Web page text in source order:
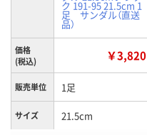
ク 191-95 21.5cm 1
足 サンダル（直送
品）
価格
(税込)
￥3,820
販売単位 1足
サイズ 21.5cm